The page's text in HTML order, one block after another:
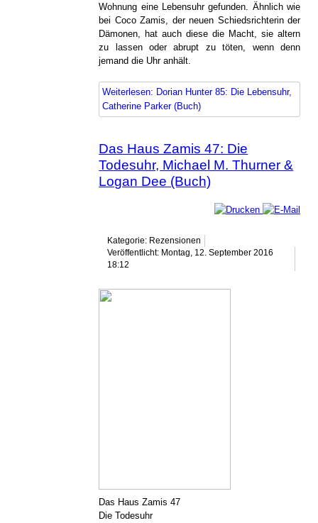
Wohnung eine Lebensuhr gefunden. Ähnlich wie
bei Coco Zamis, der neuen Schiedsrichterin der
Dämonen, hat auch diese die Macht, sie altern
zu lassen oder abrupt zu töten, wenn denn
jemand die Uhr anhält.
Weiterlesen: Dorian Hunter 85: Die Lebensuhr,
Catherine Parker (Buch)
Das Haus Zamis 47: Die
Todesuhr, Michael M. Thurner &
Logan Dee (Buch)
Kategorie: Rezensionen
Veröffentlicht: Montag, 12. September 2016
18:12
Das Haus Zamis 47
Die Todesuhr